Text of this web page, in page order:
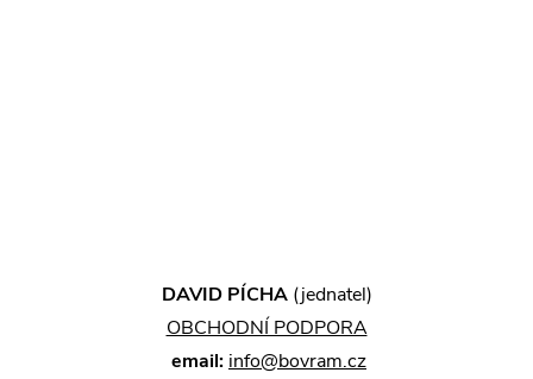
DAVID PÍCHA (jednatel)
OBCHODNÍ PODPORA
email: info@bovram.cz